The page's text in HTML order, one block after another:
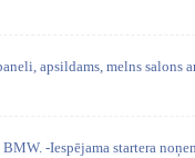
apsildams, melns salons
-Iespējama startera